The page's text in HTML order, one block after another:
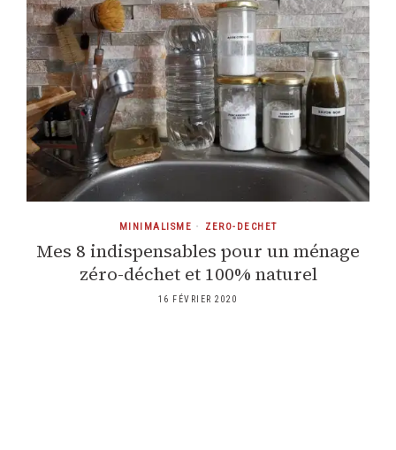
MINIMALISME • ZERO-DECHET
Mes 8 indispensables pour un ménage
zéro-déchet et 100% naturel
16 FÉVRIER 2020